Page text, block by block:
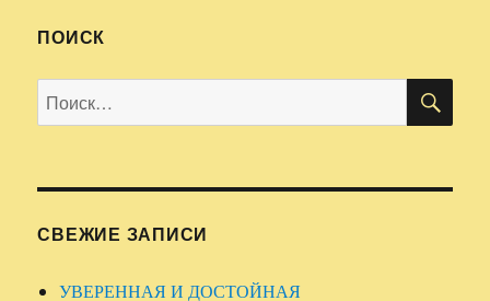
ПОИСК
Искать:
СВЕЖИЕ ЗАПИСИ
УВЕРЕННАЯ И ДОСТОЙНАЯ